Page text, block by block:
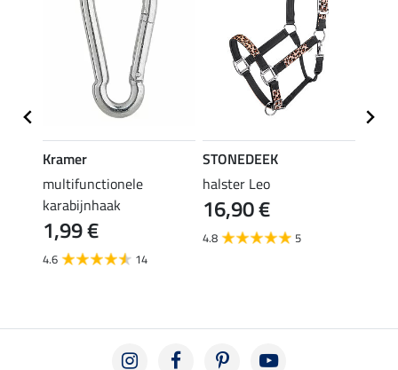
Kramer
multifunctionele
karabijnhaak
1,99 €
4.6 14
STONEDEEK
halster Leo
16,90 €
4.8 5